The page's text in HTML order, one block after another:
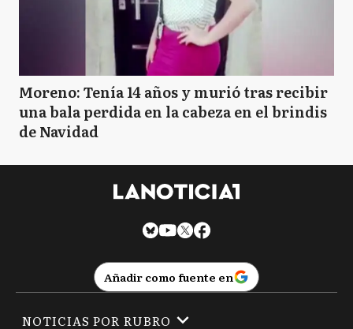
Moreno: Tenía 14 años y murió tras recibir
una bala perdida en la cabeza en el brindis
de Navidad
Añadir como fuente en
NOTICIAS POR RUBRO